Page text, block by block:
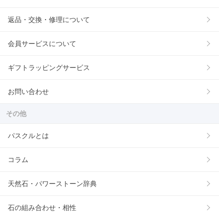
返品・交換・修理について
会員サービスについて
ギフトラッピングサービス
お問い合わせ
その他
パスクルとは
コラム
天然石・パワーストーン辞典
石の組み合わせ・相性